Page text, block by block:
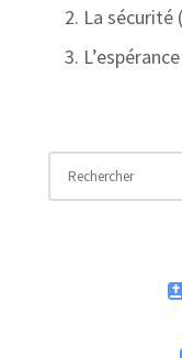
La sécurité